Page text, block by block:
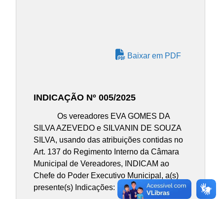
Baixar em PDF
INDICAÇÃO Nº 005/2025
Os vereadores EVA GOMES DA
SILVA AZEVEDO e SILVANIN DE SOUZA
SILVA, usando das atribuições contidas no
Art. 137 do Regimento Interno da Câmara
Municipal de Vereadores, INDICAM ao
Chefe do Poder Executivo Municipal, a(s)
presente(s) Indicações: